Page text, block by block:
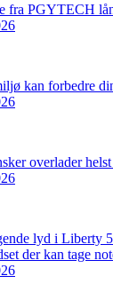
fra PGYTECH
kan forbedre
overlader
lyd i Liberty
der kan tage